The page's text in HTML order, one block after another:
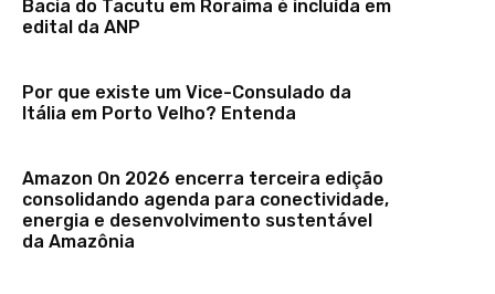
Bacia do Tacutu em Roraima é incluída em
edital da ANP
Por que existe um Vice-Consulado da
Itália em Porto Velho? Entenda
Amazon On 2026 encerra terceira edição
consolidando agenda para conectividade,
energia e desenvolvimento sustentável
da Amazônia